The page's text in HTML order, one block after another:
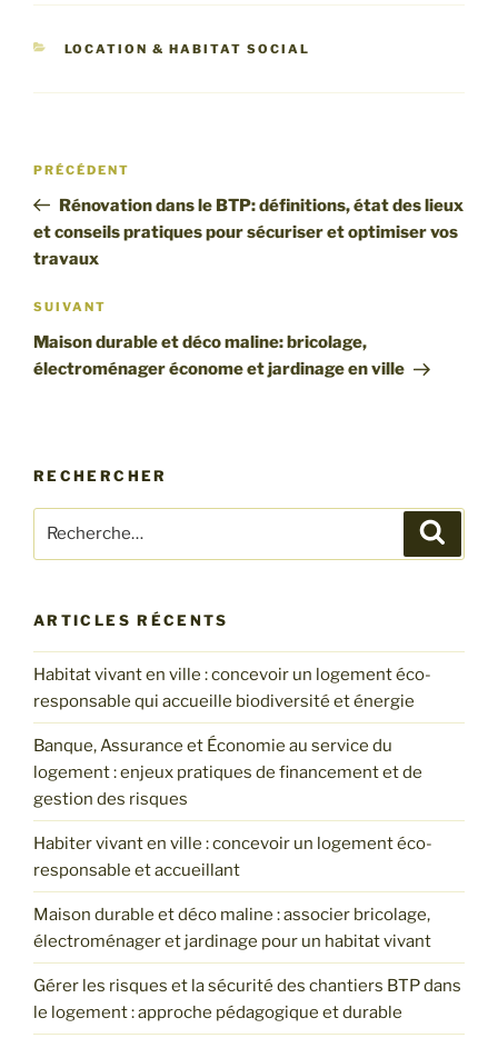
CATÉGORIES
LOCATION & HABITAT SOCIAL
Navigation
l’article
Article
précédent
PRÉCÉDENT
Rénovation dans le BTP: définitions, état des lieux
et conseils pratiques pour sécuriser et optimiser vos
travaux
Article
suivant
SUIVANT
Maison durable et déco maline: bricolage,
électroménager économe et jardinage en ville
RECHERCHER
pour
ARTICLES RÉCENTS
Habitat vivant en ville : concevoir un logement éco-
responsable qui accueille biodiversité et énergie
Banque, Assurance et Économie au service du
logement : enjeux pratiques de financement et de
gestion des risques
Habiter vivant en ville : concevoir un logement éco-
responsable et accueillant
Maison durable et déco maline : associer bricolage,
électroménager et jardinage pour un habitat vivant
Gérer les risques et la sécurité des chantiers BTP dans
le logement : approche pédagogique et durable